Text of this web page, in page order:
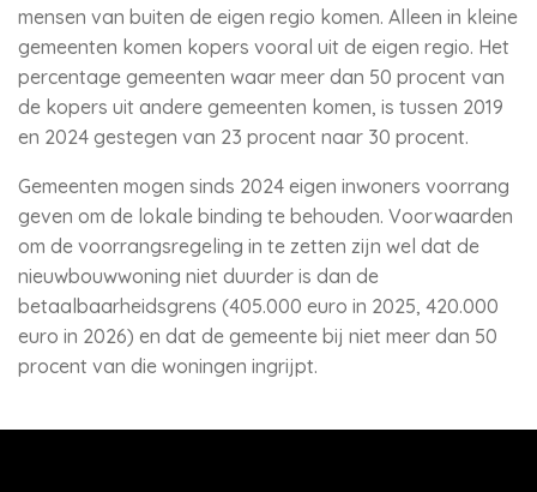
mensen van buiten de eigen regio komen. Alleen in kleine
gemeenten komen kopers vooral uit de eigen regio. Het
percentage gemeenten waar meer dan 50 procent van
de kopers uit andere gemeenten komen, is tussen 2019
en 2024 gestegen van 23 procent naar 30 procent.
Gemeenten mogen sinds 2024 eigen inwoners voorrang
geven om de lokale binding te behouden. Voorwaarden
om de voorrangsregeling in te zetten zijn wel dat de
nieuwbouwwoning niet duurder is dan de
betaalbaarheidsgrens (405.000 euro in 2025, 420.000
euro in 2026) en dat de gemeente bij niet meer dan 50
procent van die woningen ingrijpt.